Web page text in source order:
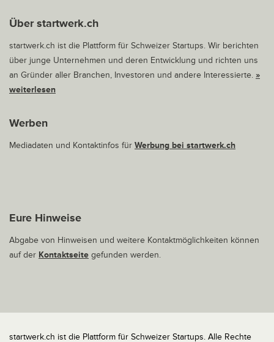
Über startwerk.ch
startwerk.ch ist die Plattform für Schweizer Startups. Wir berichten
über junge Unternehmen und deren Entwicklung und richten uns
an Gründer aller Branchen, Investoren und andere Interessierte. »
weiterlesen
Werben
Mediadaten und Kontaktinfos für Werbung bei startwerk.ch
Eure Hinweise
Abgabe von Hinweisen und weitere Kontaktmöglichkeiten können
auf der Kontaktseite gefunden werden.
startwerk.ch ist die Plattform für Schweizer Startups. Alle Rechte